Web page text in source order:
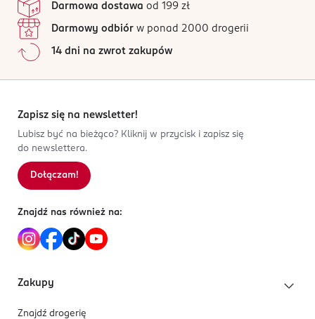
Darmowa dostawa od 199 zł
Darmowy odbiór w ponad 2000 drogerii
14 dni na zwrot zakupów
Zapisz się na newsletter!
Lubisz być na bieżąco? Kliknij w przycisk i zapisz się
do newslettera.
Dołączam!
Znajdź nas również na:
Zakupy
Znajdź drogerię